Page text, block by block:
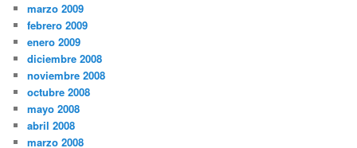
marzo 2009
febrero 2009
enero 2009
diciembre 2008
noviembre 2008
octubre 2008
mayo 2008
abril 2008
marzo 2008